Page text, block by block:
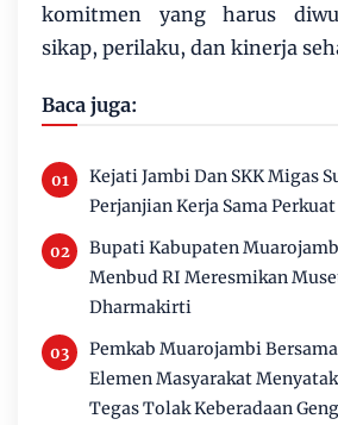
komitmen yang harus
sikap, perilaku, dan kinerja
Baca juga:
Kejati Jambi Dan SKK Migas
Perjanjian Kerja Sama
Bupati Kabupaten
Menbud RI Meresmikan
Dharmakirti
Pemkab Muarojambi
Elemen Masyarakat
Tegas Tolak Keberadaan